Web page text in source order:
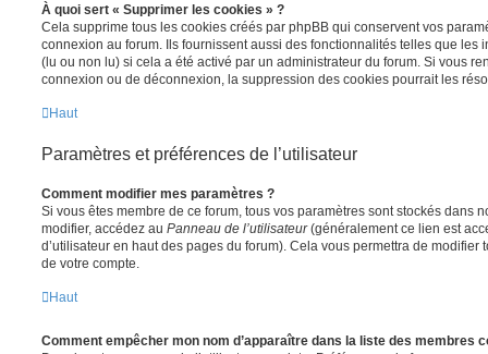
À quoi sert « Supprimer les cookies » ?
Cela supprime tous les cookies créés par phpBB qui conservent vos
connexion au forum. Ils fournissent aussi des fonctionnalités telles que les
(lu ou non lu) si cela a été activé par un administrateur du forum. Si vous
connexion ou de déconnexion, la suppression des cookies pourrait les
Haut
Paramètres et préférences de l’utilisateur
Comment modifier mes paramètres ?
Si vous êtes membre de ce forum, tous vos paramètres sont stockés dans
modifier, accédez au Panneau de l’utilisateur(généralement ce lien est
d’utilisateur en haut des pages du forum). Cela vous permettra de modifier
de votre compte.
Haut
Comment empêcher mon nom d’apparaître dans la liste des membres